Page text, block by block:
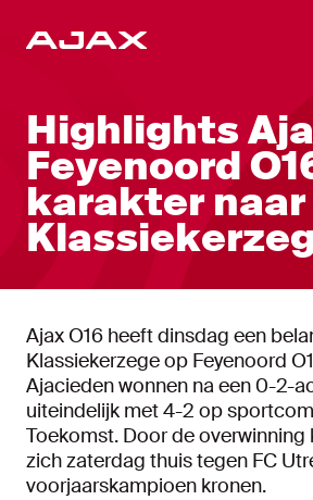
Highlights
Feyenoord
karakter naar
Ajax O16 heeft dinsdag een
Klassiekerzege op Feyenoord
Ajacieden wonnen na een 0-2-
uiteindelijk met 4-2 op
Toekomst. Door de overwinning
zich zaterdag thuis tegen FC
voorjaarskampioen kronen.